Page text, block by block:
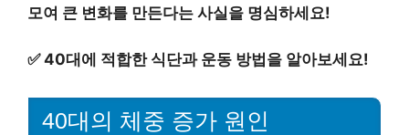
모여 큰 변화를 만든다는 사실을 명심하세요!
✅40대에 적합한 식단과 운동 방법을 알아보세요!
40대의 체중 증가 원인